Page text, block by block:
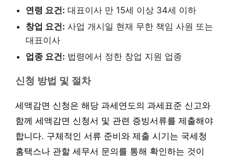
연령 요건: 대표이사 만 15세 이상 34세 이하
창업 요건: 사업 개시일 현재 무한 책임 사원 또는
대표이사
업종 요건: 법령에서 정한 창업 지원 업종
신청 방법 및 절차
세액감면 신청은 해당 과세연도의 과세표준 신고와
함께 세액감면 신청서 및 관련 증빙서류를 제출해야
합니다. 구체적인 서류 준비와 제출 시기는 국세청
홈택스나 관할 세무서 문의를 통해 확인하는 것이